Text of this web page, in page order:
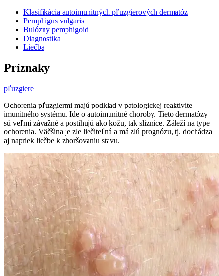
Klasifikácia autoimunitných pľuzgierových dermatóz
Pemphigus vulgaris
Bulózny pemphigoid
Diagnostika
Liečba
Príznaky
pľuzgiere
Ochorenia pľuzgiermi majú podklad v patologickej reaktivite
imunitného systému. Ide o autoimunitné choroby. Tieto dermatózy
sú veľmi závažné a postihujú ako kožu, tak sliznice. Záleží na type
ochorenia. Väčšina je zle liečiteľná a má zlú prognózu, tj. dochádza
aj napriek liečbe k zhoršovaniu stavu.